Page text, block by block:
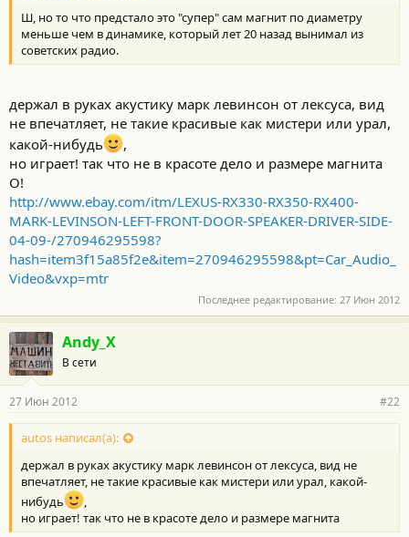
Ш, но то что предстало это "супер" сам магнит по диаметру
меньше чем в динамике, который лет 20 назад вынимал из
советских радио.
держал в руках акустику марк левинсон от лексуса, вид
не впечатляет, не такие красивые как мистери или урал,
какой-нибудь
,
но играет! так что не в красоте дело и размере магнита
О!
http://www.ebay.com/itm/LEXUS-RX330-RX350-RX400-
MARK-LEVINSON-LEFT-FRONT-DOOR-SPEAKER-DRIVER-SIDE-
04-09-/270946295598?
hash=item3f15a85f2e&item=270946295598&pt=Car_Audio_
Video&vxp=mtr
Последнее редактирование: 27 Июн 2012
Andy_X
В сети
27 Июн 2012 #22
autos написал(а):
держал в руках акустику марк левинсон от лексуса, вид не
впечатляет, не такие красивые как мистери или урал, какой-
нибудь
,
но играет! так что не в красоте дело и размере магнита